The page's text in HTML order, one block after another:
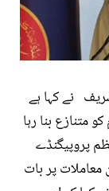
نے کہا ہے
متنازع بنا رہا
پروپیگنڈے
پر بات